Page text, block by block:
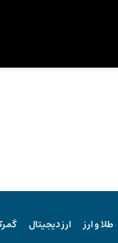
طلا و ارز ارز دیجیتال